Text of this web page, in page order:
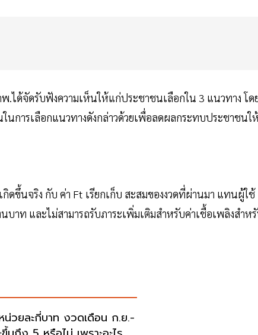
ได้จัดรับฟังความเห็นให้แก่ประชาชนเลือกใน 3 แนวทาง โด
การเลือกแนวทางดังกล่าวด้วยเพื่อลดผลกระทบประชาชนใ
ดขึ้นจริง กับ ค่า Ft เรียกเก็บ สะสมของงวดที่ผ่านมา แทนผู้ใช้
ท และไม่สามารถรับภาระเพิ่มเติมสำหรับค่าเชื้อเพลิงสำห
น่วยละกี่บาท งวดเดือน ก.ย.-